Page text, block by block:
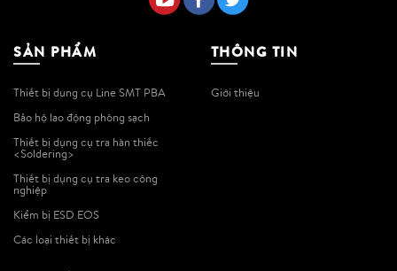
SẢN PHẨM
Thiết bị dung cụ Line SMT PBA
Bảo hộ lao động phòng sạch
Thiết bị dụng cụ tra hàn thiếc
<Soldering>
Thiết bị dụng cụ tra keo công
nghiệp
Kiểm bị ESD EOS
Các loại thiết bị khác
THÔNG TIN
Giới thiệu